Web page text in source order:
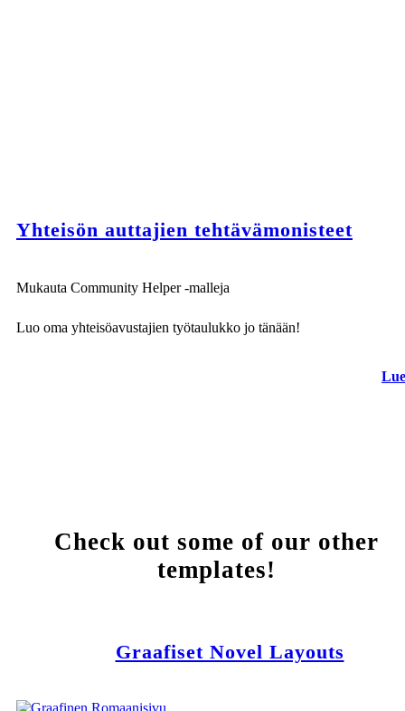
Yhteisön auttajien tehtävämonisteet
Mukauta Community Helper -malleja
Luo oma yhteisöavustajien työtaulukko jo tänään!
Check out some of our other
templates!
Graafiset Novel Layouts